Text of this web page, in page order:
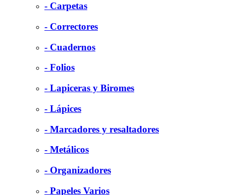
- Carpetas
- Correctores
- Cuadernos
- Folios
- Lapiceras y Biromes
- Lápices
- Marcadores y resaltadores
- Metálicos
- Organizadores
- Papeles Varios